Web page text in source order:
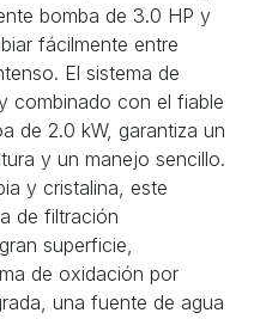
bomba de 3.0 HP y
fácilmente entre
El sistema de
combinado con el fiable
de 2.0 kW, garantiza un
y un manejo sencillo.
y cristalina, este
de filtración
superficie,
de oxidación por
una fuente de agua